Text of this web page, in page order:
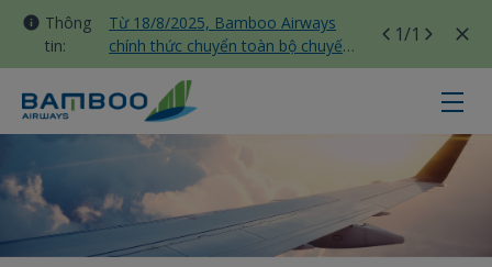
Thông
tin:
Từ 18/8/2025, Bamboo Airways
chính thức chuyển toàn bộ chuyến
bay nội địa sang nhà ga T3 Tân
Sơn Nhất
1/1
Những quán cafe trứ danh ở thị